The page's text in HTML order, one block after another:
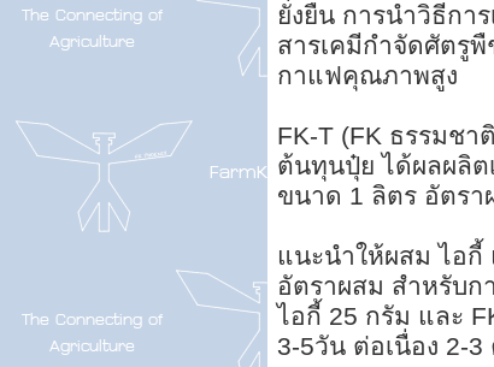
ยั่งยืน การนำวิธีกา
สารเคมีกำจัดศัตรู
กาแฟคุณภาพสูง
FK-T (FK ธรรมช
ต้นทุนปุ๋ย ได้ผลผลิต
ขนาด 1 ลิตร อัตร
แนะนำให้ผสม ไอ
อัตราผสม สำหรับ
ไอกี้ 25 กรัม และ
3-5วัน ต่อเนื่อง 2-